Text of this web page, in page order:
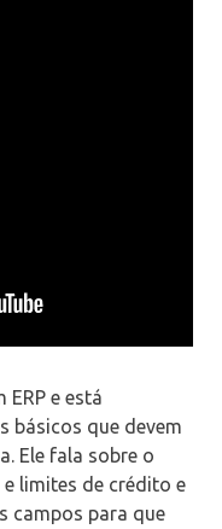
ERP e está
básicos que devem
Ele fala sobre o
limites de crédito e
campos para que